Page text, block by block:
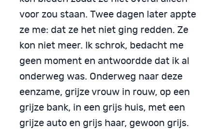
voor zou staan. Twee dagen later appte
ze me: dat ze het niet ging redden. Ze
kon niet meer. Ik schrok, bedacht me
geen moment en antwoordde dat ik al
onderweg was. Onderweg naar deze
eenzame, grijze vrouw in rouw, op een
grijze bank, in een grijs huis, met een
grijze auto en grijs haar, gewoon grijs.